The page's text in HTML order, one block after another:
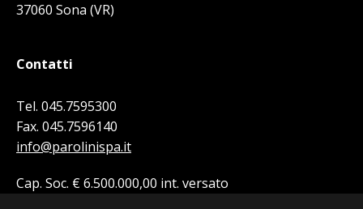
37060 Sona (VR)
Contatti
Tel. 045.7595300
Fax. 045.7596140
info@parolinispa.it
Cap. Soc. € 6.500.000,00 int. versato